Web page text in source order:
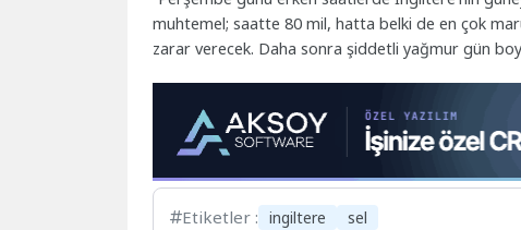
muhtemel; saatte 80 mil, hatta belki de en çok
zarar verecek. Daha sonra şiddetli yağmur gün
Etiketler : ingiltere sel